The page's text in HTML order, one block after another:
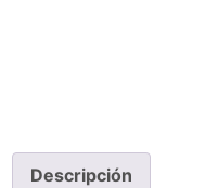
Descripción